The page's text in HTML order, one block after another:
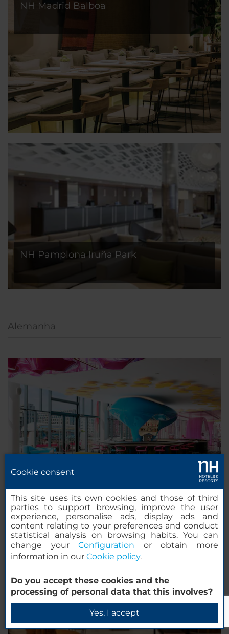
NH Madrid Balboa
NH Pamplona Iruña Park
Alemanha
nhow Berlin
NH Mannheim
Cookie consent
This site uses its own cookies and those of third
parties to support browsing, improve the user
experience, personalise ads, display ads and
content relating to your preferences and conduct
statistical analysis on browsing habits. You can
change yourConfiguration or obtain more
information in our Cookie policy.
Do you accept these cookies and the
processing of personal data that this involves?
Yes, I accept